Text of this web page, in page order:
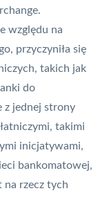
względu na
przyczyniła się
takich jak
do
z jednej strony
takimi
inicjatywami,
bankomatowej,
na rzecz tych